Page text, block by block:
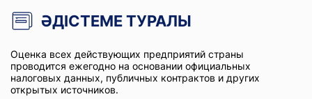
ӘДІСТЕМЕ ТУРАЛЫ
Оценка всех действующих предприятий страны
проводится ежегодно на основании официальных
налоговых данных, публичных контрактов и других
открытых источников.